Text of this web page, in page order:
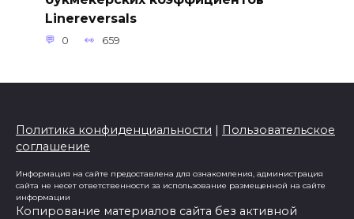
Linereversals
0 659
Политика конфиденциальности | Пользовательское
соглашение
Информация на сайте предоставлена для ознакомления, администрация
сайта не несет ответственности за использование размещенной на сайте
информации
Копирование материалов сайта без активной